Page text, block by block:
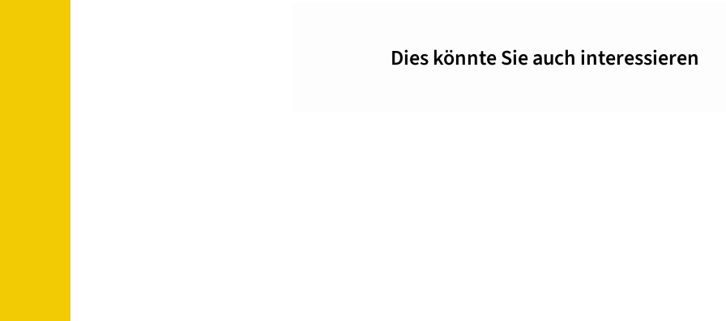
Dies könnte Sie auch interessieren